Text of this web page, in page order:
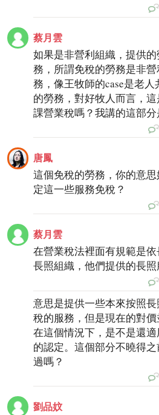
蔡月雲
如果是非營利組織，提供
務，所謂免稅的勞務是非
務，像王牧師的case是老
的勞務，對好牧人而言，
課營業稅嗎？我講的這部分
唐鳳
這個免稅的勞務，你的意
定這一些服務免稅？
蔡月雲
在營業稅法裡面有規範是
長照組織，他們提供的長照
意思是提供一些本來按照
稅的服務，但是現在的對
在這個情況下，是不是還
的認定。這個部分不曉得
過嗎？
劉品妏